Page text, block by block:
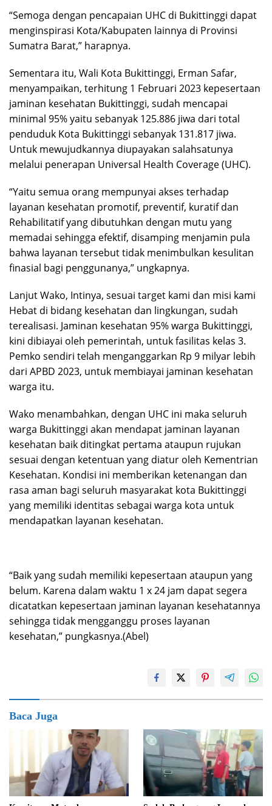
“Semoga dengan pencapaian UHC di Bukittinggi dapat
menginspirasi Kota/Kabupaten lainnya di Provinsi
Sumatra Barat,” harapnya.
Sementara itu, Wali Kota Bukittinggi, Erman Safar,
menyampaikan, terhitung 1 Februari 2023 kepesertaan
jaminan kesehatan Bukittinggi, sudah mencapai
minimal 95% yaitu sebanyak 125.886 jiwa dari total
penduduk Kota Bukittinggi sebanyak 131.817 jiwa.
Untuk mewujudkannya diupayakan salahsatunya
melalui penerapan Universal Health Coverage (UHC).
“Yaitu semua orang mempunyai akses terhadap
layanan kesehatan promotif, preventif, kuratif dan
Rehabilitatif yang dibutuhkan dengan mutu yang
memadai sehingga efektif, disamping menjamin pula
bahwa layanan tersebut tidak menimbulkan kesulitan
finasial bagi penggunanya,” ungkapnya.
Lanjut Wako, Intinya, sesuai target kami dan misi kami
Hebat di bidang kesehatan dan lingkungan, sudah
terealisasi. Jaminan kesehatan 95% warga Bukittinggi,
kini dibiayai oleh pemerintah, untuk fasilitas kelas 3.
Pemko sendiri telah menganggarkan Rp 9 milyar lebih
dari APBD 2023, untuk membiayai jaminan kesehatan
warga itu.
Wako menambahkan, dengan UHC ini maka seluruh
warga Bukittinggi akan mendapat jaminan layanan
kesehatan baik ditingkat pertama ataupun rujukan
sesuai dengan ketentuan yang diatur oleh Kementrian
Kesehatan. Kondisi ini memberikan ketenangan dan
rasa aman bagi seluruh masyarakat kota Bukittinggi
yang memiliki identitas sebagai warga kota untuk
mendapatkan layanan kesehatan.
“Baik yang sudah memiliki kepesertaan ataupun yang
belum. Karena dalam waktu 1 x 24 jam dapat segera
dicatatkan kepesertaan jaminan layanan kesehatannya
sehingga tidak mengganggu proses layanan
kesehatan,” pungkasnya.(Abel)
Baca Juga